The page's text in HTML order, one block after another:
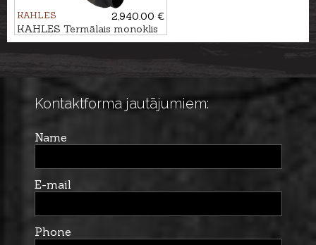
KAHLES
2,940.00 €
KAHLES Termālais monoklis
HELIA TI 35+
Kontaktforma jautājumiem:
Name
E-mail
Phone